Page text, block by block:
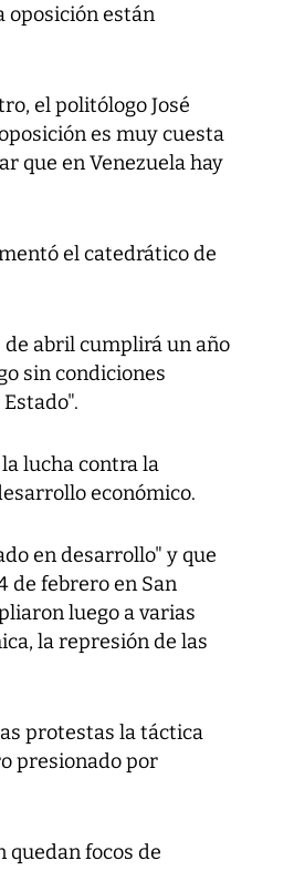
oposición están
el politólogo José
es muy cuesta
que en Venezuela hay
el catedrático de
de abril cumplirá un año
sin condiciones
lucha contra la
económico.
en desarrollo" y que
de febrero en San
luego a varias
la represión de las
protestas la táctica
presionado por
focos de